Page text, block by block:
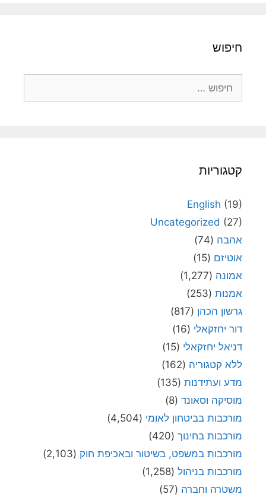
חיפוש
קטגוריות
English (19)
Uncategorized (27)
אהבה (74)
אוטיזם (15)
אמונה (1,277)
אמנות (253)
גרשון הכהן (817)
דור יחזקאלי (16)
דניאל יחזקאלי (15)
ללא קטגוריה (162)
מדע ועתידנות (135)
מוסיקה וסאונד (8)
מורכבות בביטחון לאומי (4,504)
מורכבות בחינוך (420)
מורכבות במשפט, בשיטור ובאכיפת חוק (2,103)
מורכבות בניהול (1,258)
משטרה וחברה (57)